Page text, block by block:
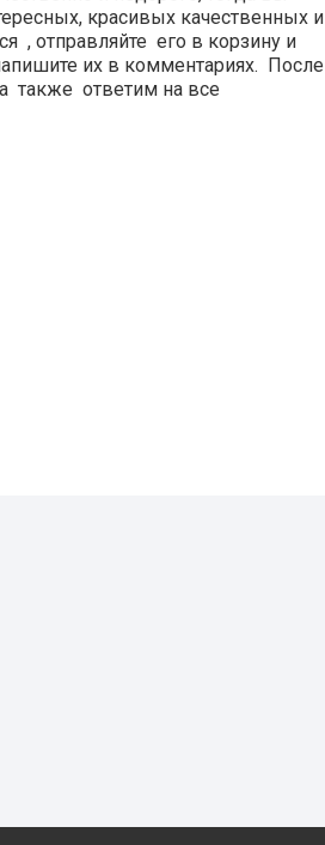
красивых качественных и
, отправляйте его в корзину и
их в комментариях. После
также ответим на все